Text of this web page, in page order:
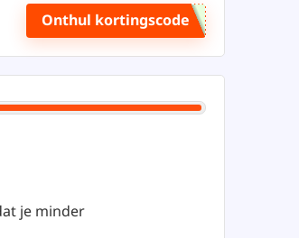
Onthul kortingscode
je minder